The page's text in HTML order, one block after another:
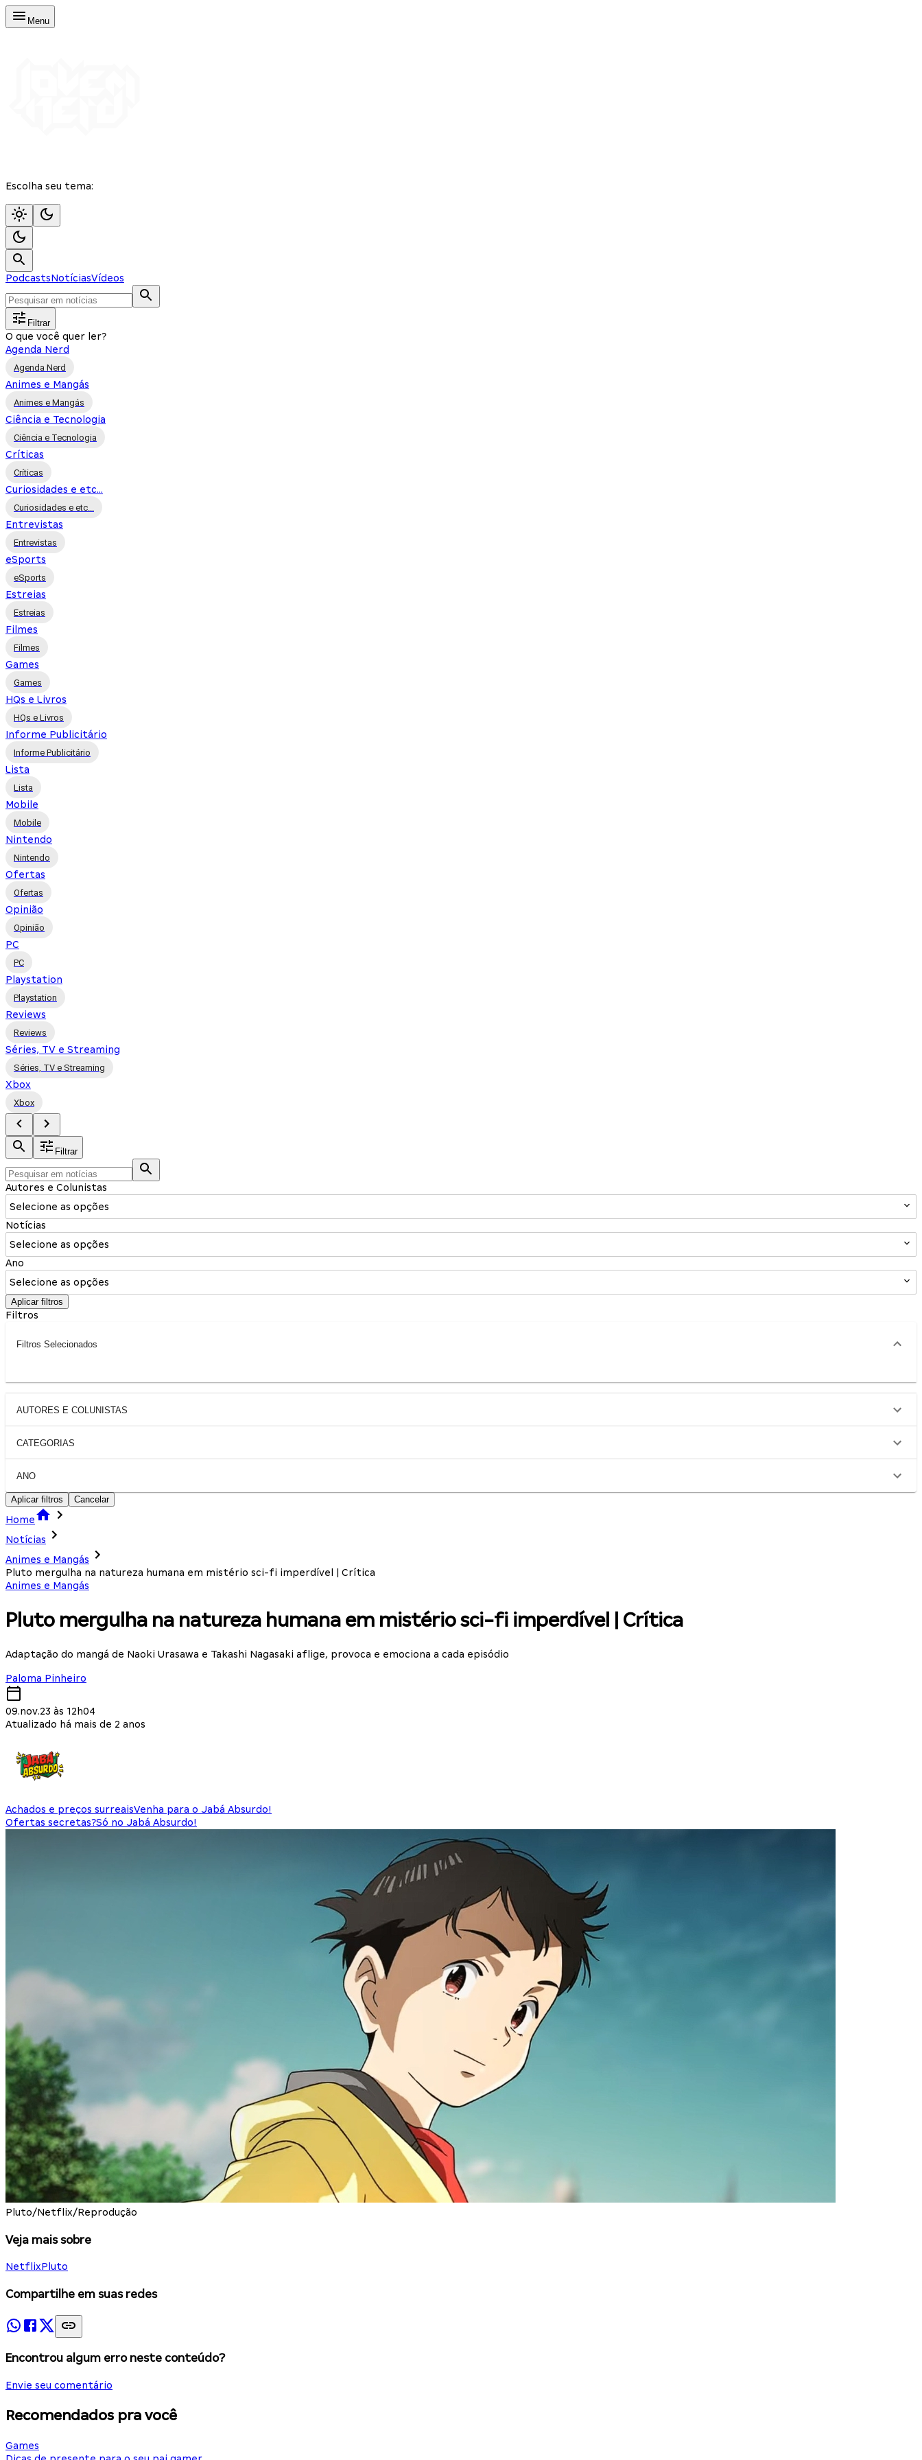
Menu
Escolha seu tema:
PodcastsNotíciasVídeos
Filtrar
O que você quer ler?
Agenda Nerd
Agenda Nerd
Animes e Mangás
Animes e Mangás
Ciência e Tecnologia
Ciência e Tecnologia
Críticas
Críticas
Curiosidades e etc...
Curiosidades e etc...
Entrevistas
Entrevistas
eSports
eSports
Estreias
Estreias
Filmes
Filmes
Games
Games
HQs e Livros
HQs e Livros
Informe Publicitário
Informe Publicitário
Lista
Lista
Mobile
Mobile
Nintendo
Nintendo
Ofertas
Ofertas
Opinião
Opinião
PC
PC
Playstation
Playstation
Reviews
Reviews
Séries, TV e Streaming
Séries, TV e Streaming
Xbox
Xbox
Filtrar
Autores e Colunistas
Selecione as opções
Notícias
Selecione as opções
Ano
Selecione as opções
Aplicar filtros
Filtros
Filtros Selecionados
AUTORES E COLUNISTAS
CATEGORIAS
ANO
Aplicar filtros Cancelar
Home
Notícias
Animes e Mangás
Pluto mergulha na natureza humana em mistério sci-fi imperdível | Crítica
Animes e Mangás
Pluto mergulha na natureza humana em mistério sci-fi imperdível | Crítica
Adaptação do mangá de Naoki Urasawa e Takashi Nagasaki aflige, provoca e emociona a cada episódio
Paloma Pinheiro
09.nov.23 às 12h04
Atualizado há mais de 2 anos
Achados e preços surreaisVenha para o Jabá Absurdo!
Ofertas secretas?Só no Jabá Absurdo!
Pluto/Netflix/Reprodução
Veja mais sobre
NetflixPluto
Compartilhe em suas redes
Encontrou algum erro neste conteúdo?
Envie seu comentário
Recomendados pra você
Games